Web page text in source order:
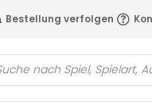
Bestellung verfolgen